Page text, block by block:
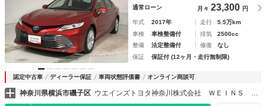
通常ローン 月々 23,300 円
年式 2017年 走行
5.5万km
車検
車検整備付 排気
2500cc
整備
法定整備付 修復
なし
保証
保証付 (12ヶ月・走行無制限)
認定中古車 ディーラー保証 車両状態評価書 オンライン商談可
神奈川県横浜市磯子区